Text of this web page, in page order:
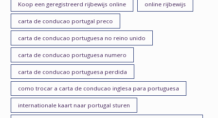
Koop een geregistreerd rijbewijs online online rijbewijs
carta de conducao portugal preco
carta de conducao portuguesa no reino unido
carta de conducao portuguesa numero
carta de conducao portuguesa perdida
como trocar a carta de conducao inglesa para portuguesa
internationale kaart naar portugal sturen